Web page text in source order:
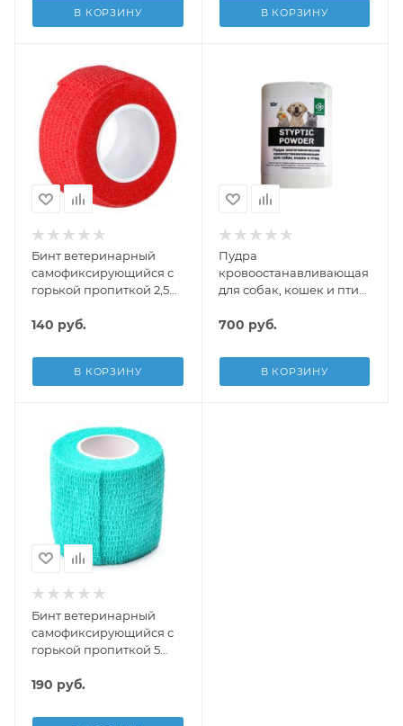
В КОРЗИНУ В КОРЗИНУ
Бинт ветеринарный
самофиксирующийся с
горькой пропиткой 2,5
140 руб.
В КОРЗИНУ
Пудра
кровоостанавливающая
для собак, кошек и птиц,
700 руб.
В КОРЗИНУ
Бинт ветеринарный
самофиксирующийся с
горькой пропиткой 5
190 руб.